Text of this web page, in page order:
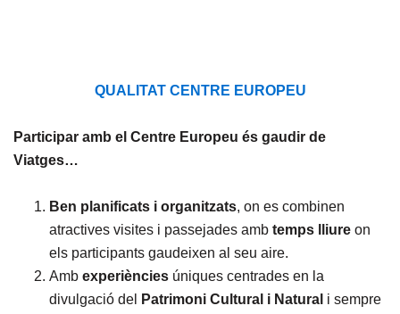
QUALITAT CENTRE EUROPEU
Participar amb el Centre Europeu és gaudir de
Viatges…
Ben planificats i organitzats, on es combinen
atractives visites i passejades amb temps lliure on
els participants gaudeixen al seu aire.
Amb experiències úniques centrades en la
divulgació del
Patrimoni Cultural i Natural i sempre